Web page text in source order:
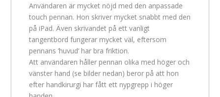
Användaren är mycket nöjd med den anpassade
touch pennan. Hon skriver mycket snabbt med den
på iPad. Även skrivandet på ett vanligt
tangentbord fungerar mycket väl, eftersom
pennans ’huvud’ har bra friktion.
Att användaren håller pennan olika med höger och
vänster hand (se bilder nedan) beror på att hon
efter handkirurgi har fått ett nypgrepp i höger